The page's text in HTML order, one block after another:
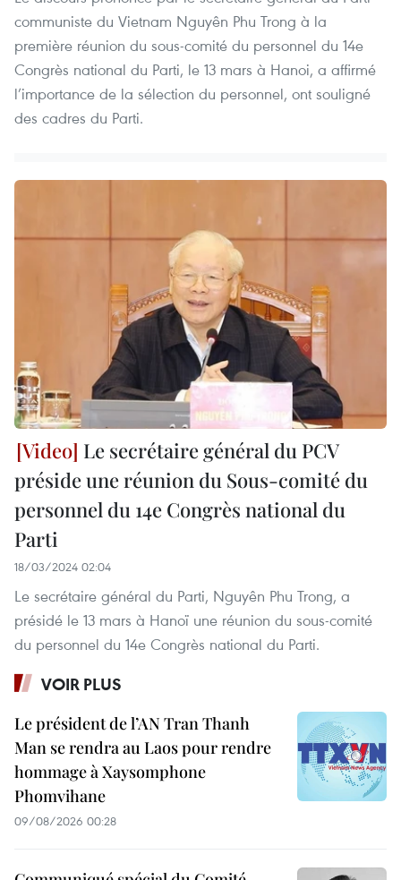
communiste du Vietnam Nguyên Phu Trong à la
première réunion du sous-comité du personnel du 14e
Congrès national du Parti, le 13 mars à Hanoi, a affirmé
l’importance de la sélection du personnel, ont souligné
des cadres du Parti.
Le secrétaire général du PCV
préside une réunion du Sous-comité du
personnel du 14e Congrès national du
Parti
18/03/2024 02:04
Le secrétaire général du Parti, Nguyên Phu Trong, a
présidé le 13 mars à Hanoï une réunion du sous-comité
du personnel du 14e Congrès national du Parti.
VOIR PLUS
Le président de l’AN Tran Thanh
Man se rendra au Laos pour rendre
hommage à Xaysomphone
Phomvihane
09/08/2026 00:28